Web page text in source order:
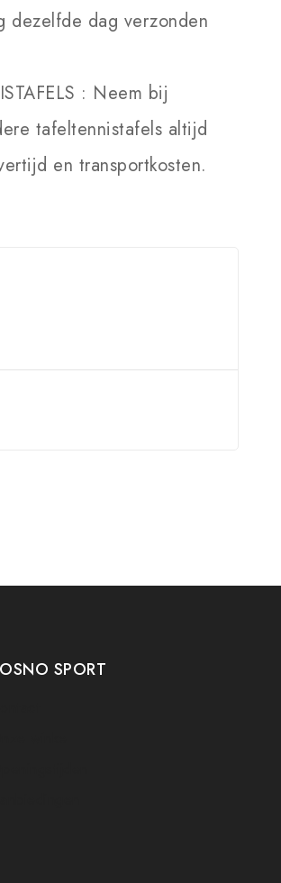
dezelfde dag verzonden
: Neem bij
tafeltennistafels altijd
en transportkosten.
SPORT